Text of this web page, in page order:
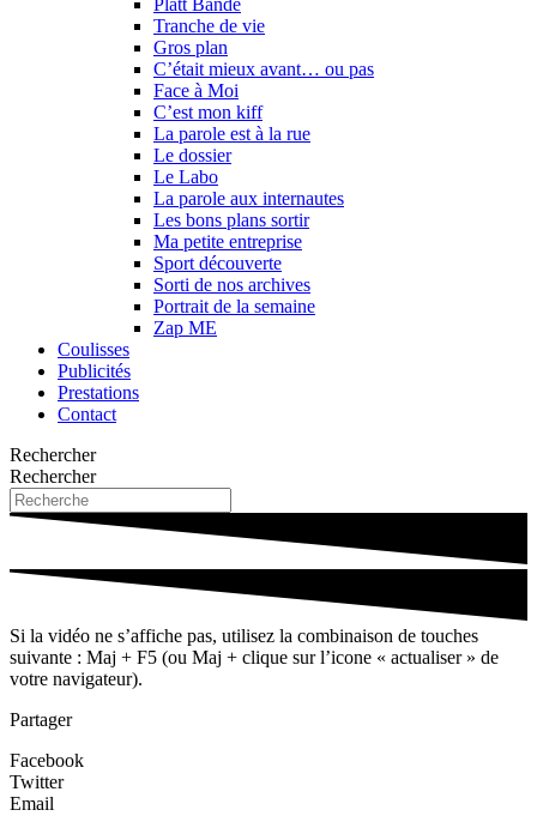
Platt Bande
Tranche de vie
Gros plan
C’était mieux avant… ou pas
Face à Moi
C’est mon kiff
La parole est à la rue
Le dossier
Le Labo
La parole aux internautes
Les bons plans sortir
Ma petite entreprise
Sport découverte
Sorti de nos archives
Portrait de la semaine
Zap ME
Coulisses
Publicités
Prestations
Contact
Rechercher
Rechercher
Si la vidéo ne s’affiche pas, utilisez la combinaison de touches
suivante : Maj + F5 (ou Maj + clique sur l’icone « actualiser » de
votre navigateur).
Partager
Facebook
Twitter
Email